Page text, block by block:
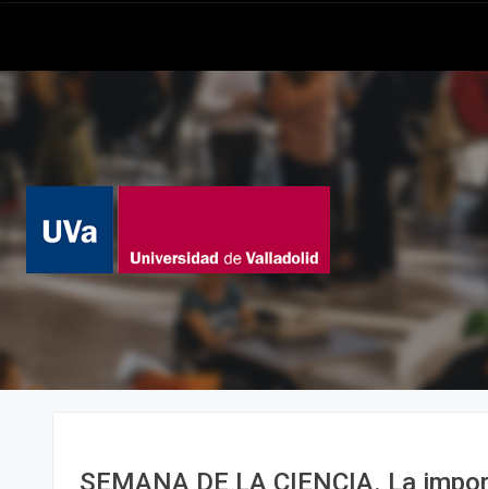
SEMANA DE LA CIENCIA. La